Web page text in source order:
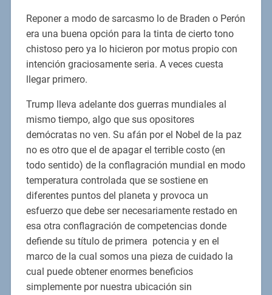
Reponer a modo de sarcasmo lo de Braden o Perón
era una buena opción para la tinta de cierto tono
chistoso pero ya lo hicieron por motus propio con
intención graciosamente seria. A veces cuesta
llegar primero.
Trump lleva adelante dos guerras mundiales al
mismo tiempo, algo que sus opositores
demócratas no ven. Su afán por el Nobel de la paz
no es otro que el de apagar el terrible costo (en
todo sentido) de la conflagración mundial en modo
temperatura controlada que se sostiene en
diferentes puntos del planeta y provoca un
esfuerzo que debe ser necesariamente restado en
esa otra conflagración de competencias donde
defiende su título de primera potencia y en el
marco de la cual somos una pieza de cuidado la
cual puede obtener enormes beneficios
simplemente por nuestra ubicación sin